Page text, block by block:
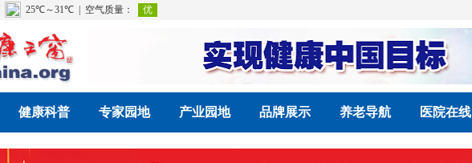
健康科普 专家园地 产业园地 品牌展示 养老导航 医院在线